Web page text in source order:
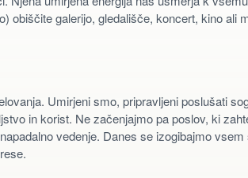
obiščite galerijo, gledališče, koncert, kino ali
Umirjeni smo, pripravljeni poslušati
in korist. Ne začenjajmo pa poslov, ki
vedenje. Danes se izogibajmo vsem